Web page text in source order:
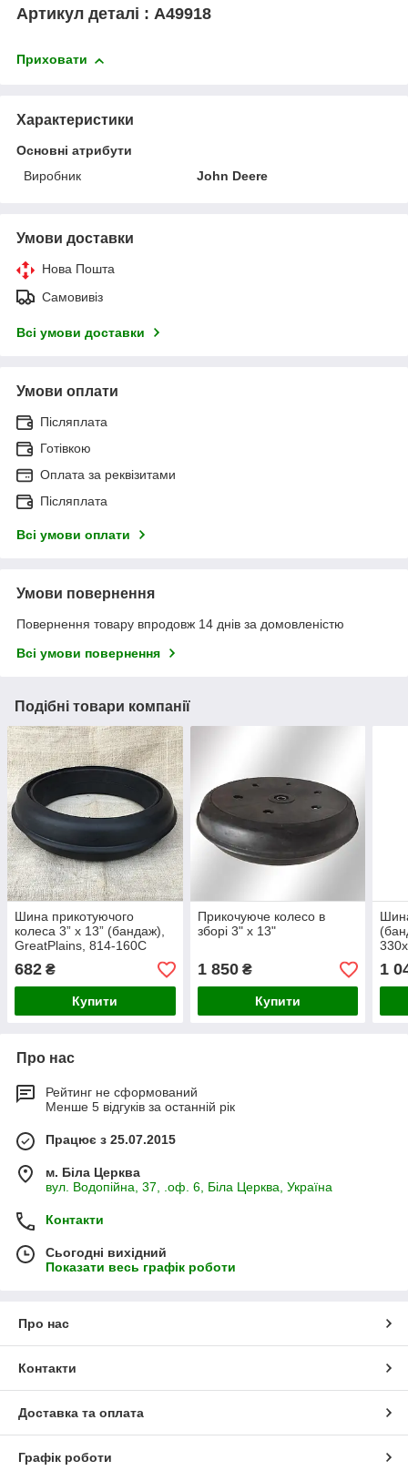
Артикул деталі : A49918
Приховати
Характеристики
Основні атрибути
Виробник
John Deere
Умови доставки
Нова Пошта
Самовивіз
Всі умови доставки
Умови оплати
Післяплата
Готівкою
Оплата за реквізитами
Післяплата
Всі умови оплати
Умови повернення
Повернення товару впродовж 14 днів за домовленістю
Всі умови повернення
Подібні товари компанії
Шина прикотуючого
колеса 3” x 13” (бандаж),
GreatPlains, 814-160C
682 ₴
Купити
Прикочуюче колесо в
зборі 3" x 13"
1 850₴
Купити
1
Про нас
Рейтинг не сформований
Менше 5 відгуків за останній рік
Працює з 25.07.2015
м. Біла Церква
вул. Водопійна, 37, .оф. 6, Біла Церква, Україна
Контакти
Сьогодні вихідний
Показати весь графік роботи
Про нас
Контакти
Доставка та оплата
Графік роботи